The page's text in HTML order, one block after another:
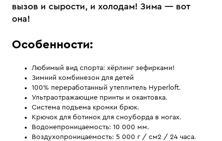
вызов и сырости, и холодам! Зима — вот
она!
Особенности:
Любимый вид спорта: хёрлинг зефирками!
Зимний комбинезон для детей
100% переработанный утеплитель Hyperloft.
Ультраотражающие принты и окантовка.
Система подъема кромки брюк.
Крючок для ботинок для сноуборда в ногах.
Водонепроницаемость: 10 000 мм.
Воздухопроницаемость: 5 000 г / см2 / 24 часа.